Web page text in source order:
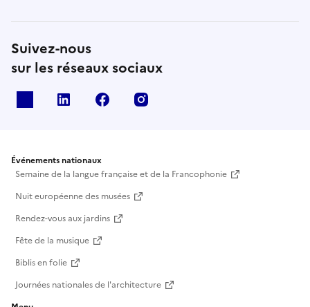
Suivez-nous
sur les réseaux sociaux
Linkedin Facebook
Événements nationaux
Semaine de la langue française et de la Francophonie
Nuit européenne des musées
Rendez-vous aux jardins
Fête de la musique
Biblis en folie
Journées nationales de l'architecture